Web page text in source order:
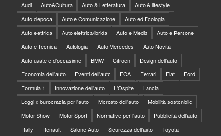
Audi
Auto&Cultura Auto & Letteratura
Auto & lifestyle
Auto d'epoca
Auto e Comunicazione
Auto ed Ecologia
Auto elettrica
Auto elettrica/ibrida Auto e Media
Auto e Persone
Auto e Tecnica
Autologia Auto Mercedes
Auto Novità
Auto usate e d'occasione
BMW Citroen
Design dell'auto
Economia dell'auto
Eventi dell'auto FCA Ferrari Fiat
Ford
Formula 1
Innovazione dell'auto L'Ospite
Lancia
Leggi e burocrazia per l'auto
Mercato dell'auto
Mobilità sostenibile
Motor Show
Motor Sport Normative per l'auto
Pubblicità dell'auto
Rally
Renault Salone Auto Sicurezza dell'auto
Toyota